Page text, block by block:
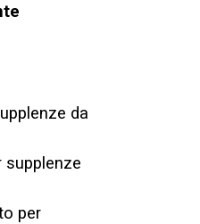
da
supplenze
per